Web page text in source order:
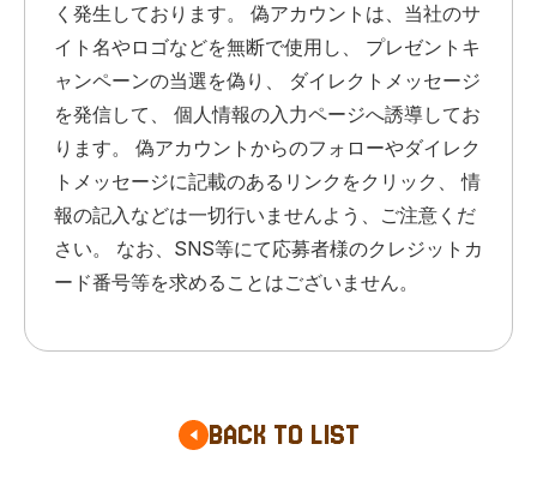
く発生しております。 偽アカウントは、当社のサ
イト名やロゴなどを無断で使用し、 プレゼントキ
ャンペーンの当選を偽り、 ダイレクトメッセージ
を発信して、 個人情報の入力ページへ誘導してお
ります。 偽アカウントからのフォローやダイレク
トメッセージに記載のあるリンクをクリック、 情
報の記入などは一切行いませんよう、ご注意くだ
さい。 なお、SNS等にて応募者様のクレジットカ
ード番号等を求めることはございません。
BACK TO LIST